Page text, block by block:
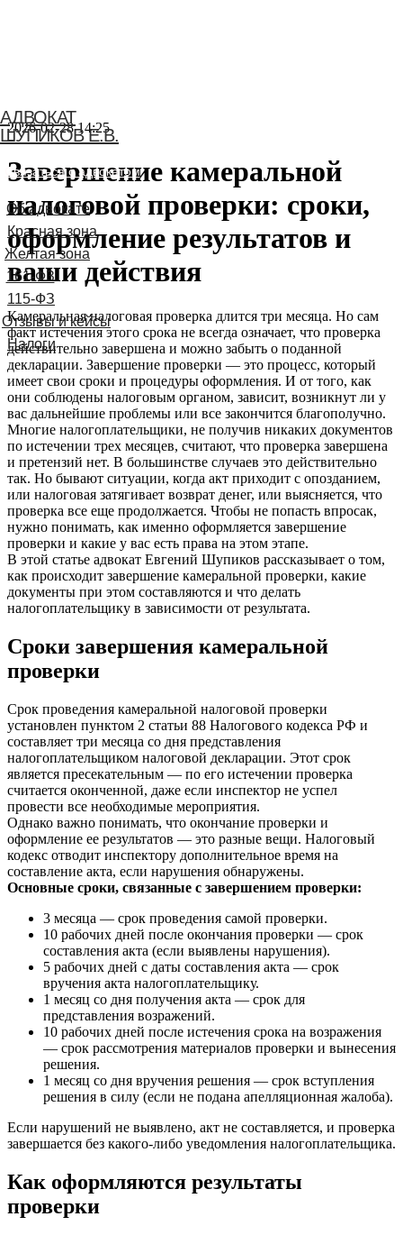
АДВОКАТ
ШУПИКОВ Е.В.
Связаться с адвокатом
2026-02-28 14:25
Завершение камеральной
налоговой проверки: сроки,
оформление результатов и
ваши действия
Камеральная налоговая проверка длится три месяца. Но сам
факт истечения этого срока не всегда означает, что проверка
действительно завершена и можно забыть о поданной
декларации. Завершение проверки — это процесс, который
имеет свои сроки и процедуры оформления. И от того, как
они соблюдены налоговым органом, зависит, возникнут ли у
вас дальнейшие проблемы или все закончится благополучно.
Многие налогоплательщики, не получив никаких документов
по истечении трех месяцев, считают, что проверка завершена
и претензий нет. В большинстве случаев это действительно
так. Но бывают ситуации, когда акт приходит с опозданием,
или налоговая затягивает возврат денег, или выясняется, что
проверка все еще продолжается. Чтобы не попасть впросак,
нужно понимать, как именно оформляется завершение
проверки и какие у вас есть права на этом этапе.
В этой статье адвокат Евгений Шупиков рассказывает о том,
как происходит завершение камеральной проверки, какие
документы при этом составляются и что делать
налогоплательщику в зависимости от результата.
Сроки завершения камеральной
проверки
Срок проведения камеральной налоговой проверки
установлен пунктом 2 статьи 88 Налогового кодекса РФ и
составляет три месяца со дня представления
налогоплательщиком налоговой декларации. Этот срок
является пресекательным — по его истечении проверка
считается оконченной, даже если инспектор не успел
провести все необходимые мероприятия.
Однако важно понимать, что окончание проверки и
оформление ее результатов — это разные вещи. Налоговый
кодекс отводит инспектору дополнительное время на
составление акта, если нарушения обнаружены.
Основные сроки, связанные с завершением проверки:
3 месяца — срок проведения самой проверки.
10 рабочих дней после окончания проверки — срок
составления акта (если выявлены нарушения).
5 рабочих дней с даты составления акта — срок
вручения акта налогоплательщику.
1 месяц со дня получения акта — срок для
представления возражений.
10 рабочих дней после истечения срока на возражения
— срок рассмотрения материалов проверки и вынесения
решения.
1 месяц со дня вручения решения — срок вступления
решения в силу (если не подана апелляционная жалоба).
Если нарушений не выявлено, акт не составляется, и проверка
завершается без какого-либо уведомления налогоплательщика.
Как оформляются результаты
проверки